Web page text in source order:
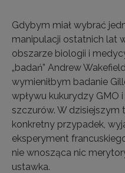
Gdybym miał wybrać
manipulacji ostatnich lat
obszarze biologii i
„badań” Andrew
wymieniłbym badanie
wpływu kukurydzy GMO
szczurów. W dzisiejszym
konkretny przypadek,
eksperyment
nie wnosząca nic
ustawka.